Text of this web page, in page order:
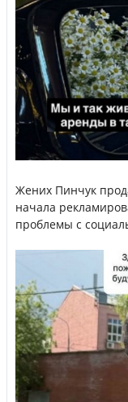
Жених Пинчук
начала
проблемы с